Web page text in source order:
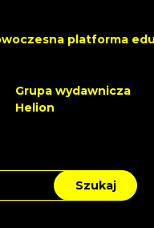
platforma
Grupa wydawnicza
Helion
Szukaj